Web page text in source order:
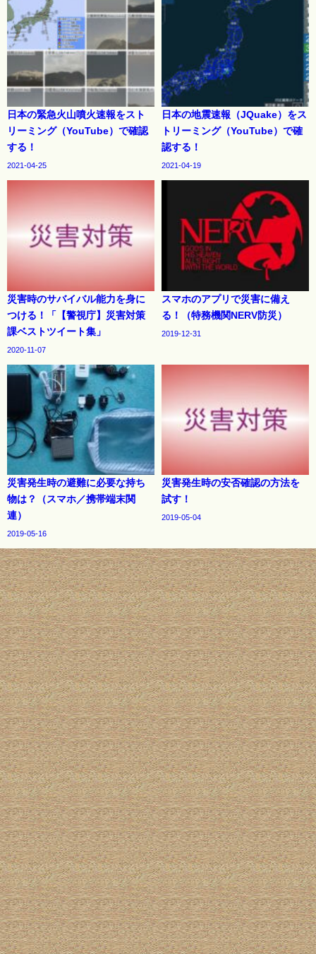
日本の緊急火山噴火速報をスト
リーミング（YouTube）で確認
する！
2021-04-25
日本の地震速報（JQuake）をス
トリーミング（YouTube）で確
認する！
2021-04-19
災害時のサバイバル能力を身に
つける！「【警視庁】災害対策
課ベストツイート集」
2020-11-07
スマホのアプリで災害に備え
る！（特務機関NERV防災）
2019-12-31
災害発生時の避難に必要な持ち
物は？（スマホ／携帯端末関
連）
2019-05-16
災害発生時の安否確認の方法を
試す！
2019-05-04